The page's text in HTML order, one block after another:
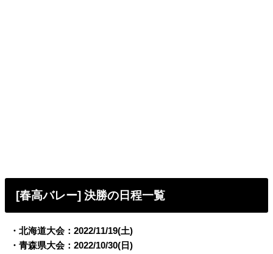
[春高バレー] 決勝の日程一覧
・北海道大会：2022/11/19(土)
・青森県大会：2022/10/30(日)